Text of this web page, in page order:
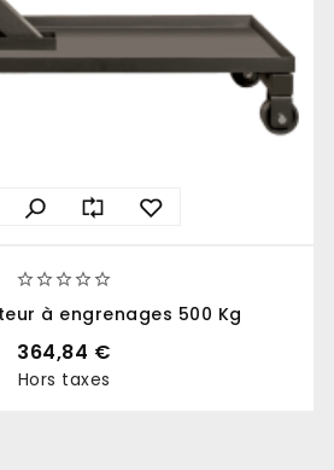

à engrenages 500 Kg
364,84 €
Hors taxes